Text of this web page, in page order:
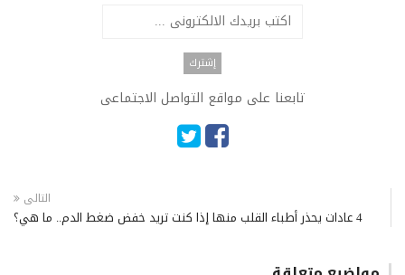
تابعنا على مواقع التواصل الاجتماعى
التالى
4 عادات يحذر أطباء القلب منها إذا كنت تريد خفض ضغط الدم.. ما هي؟